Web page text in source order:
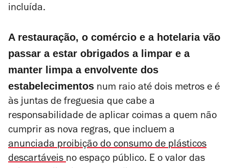
incluída.
A restauração, o comércio e a hotelaria vão
passar a estar obrigados a limpar e a
manter limpa a envolvente dos
estabelecimentos num raio até dois metros e é
às juntas de freguesia que cabe a
responsabilidade de aplicar coimas a quem não
cumprir as nova regras, que incluem a
anunciada proibição do consumo de plásticos
descartáveisno espaço público. E o valor das